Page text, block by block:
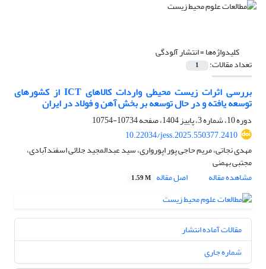
کلیدواژه‌ها =انتشار آلودگی
تعداد مقالات: 1
بررسی اثرات زیست محیطی واردات کالاهای ICT از کشورهای
توسعه یافته و در حال توسعه بر بخش آهن و فولاد در ایران
دوره 10، شماره 3، پاییز 1404، صفحه
10734-10754
10.22034/jess.2025.550377.2410
مهدی نجاتی، مریم حاجی پور اپورواری، سید عبدالمجید جلائی اسفندآبادی،
مجتبی بهمنی
مشاهده مقاله
اصل مقاله 1.59 M
مقالات آماده انتشار
شماره جاری